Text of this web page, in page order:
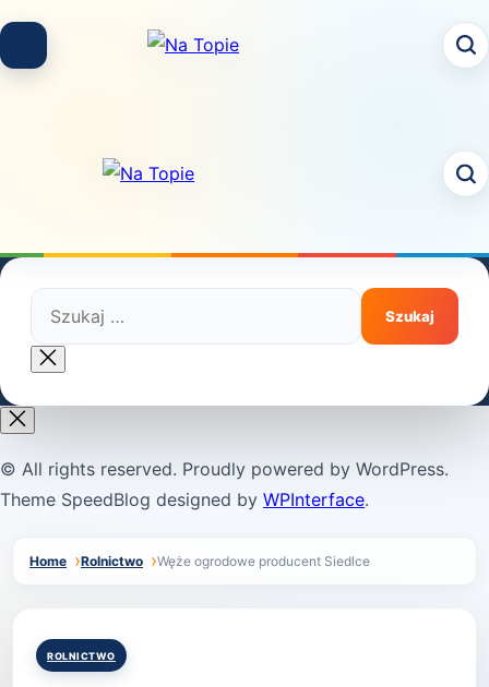
content
Szukaj:
Close
search
© All rights reserved. Proudly powered by WordPress.
Theme SpeedBlog designed by WPInterface.
Home Rolnictwo Węże ogrodowe producent Siedlce
Posted
ROLNICTWO